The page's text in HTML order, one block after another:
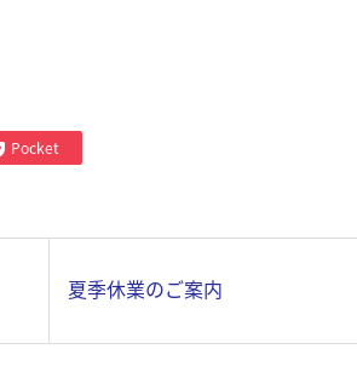
Pocket
夏季休業のご案内